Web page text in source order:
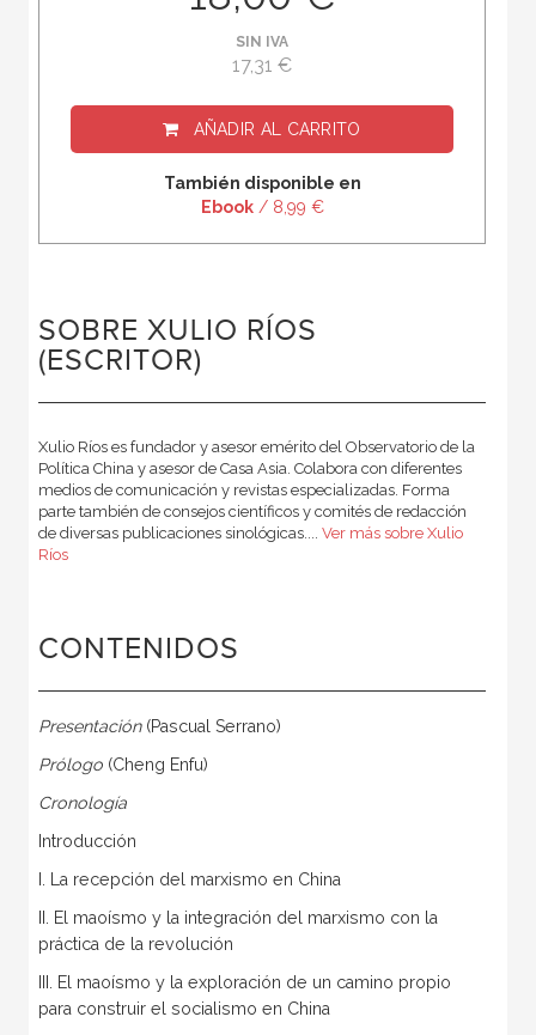
SIN IVA
17,31 €
AÑADIR AL CARRITO
También disponible en
Ebook/ 8,99 €
SOBRE XULIO RÍOS
(ESCRITOR)
Xulio Ríos es fundador y asesor emérito del Observatorio de la
Política China y asesor de Casa Asia. Colabora con diferentes
medios de comunicación y revistas especializadas. Forma
parte también de consejos científicos y comités de redacción
de diversas publicaciones sinológicas.... Ver más sobre Xulio
Ríos
CONTENIDOS
Presentación(Pascual Serrano)
Prólogo(Cheng Enfu)
Cronología
Introducción
I. La recepción del marxismo en China
II. El maoísmo y la integración del marxismo con la
práctica de la revolución
III. El maoísmo y la exploración de un camino propio
para construir el socialismo en China